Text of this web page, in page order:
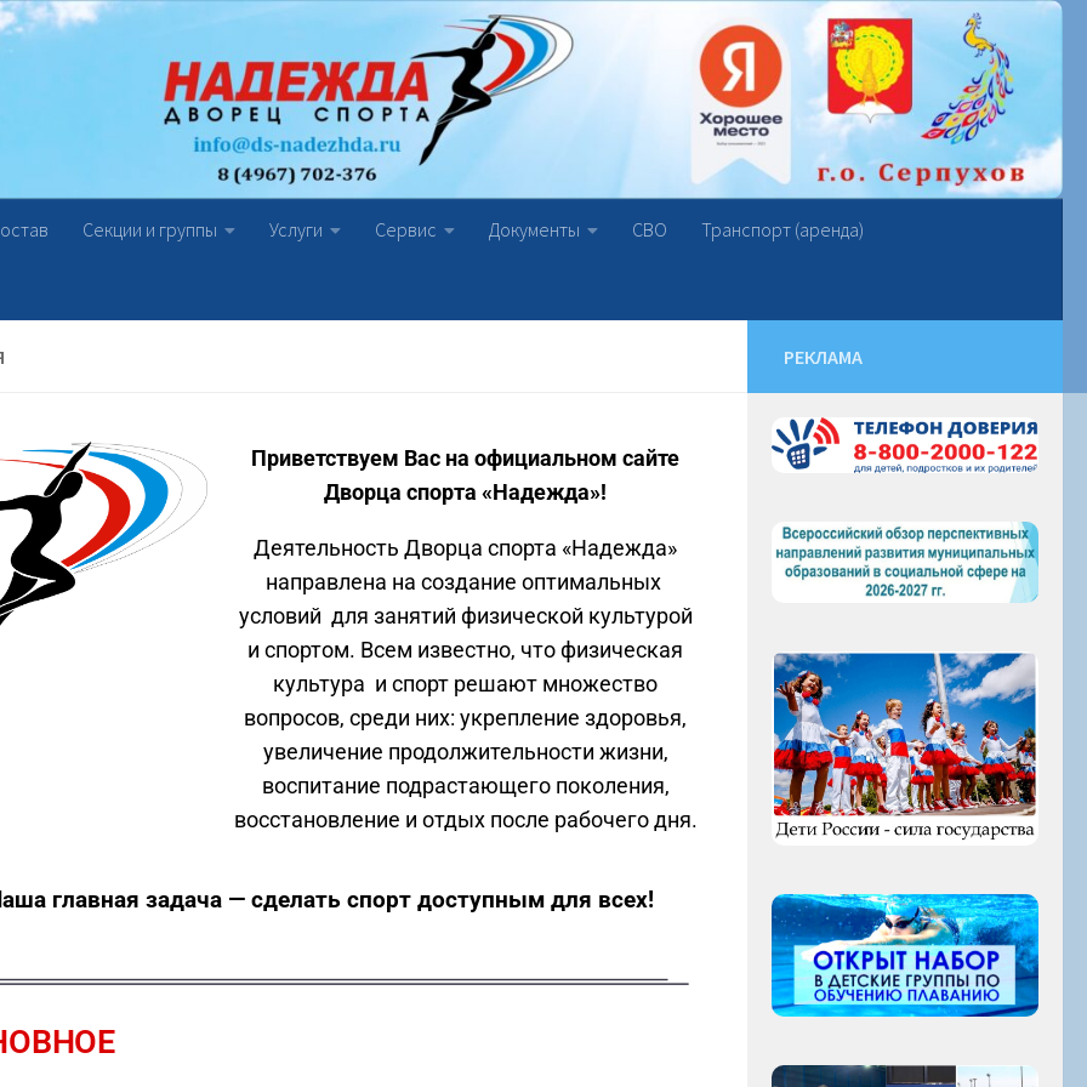
Секции и группы Услуги Сервис Документы СВО Транспорт (аренда)
Приветствуем Вас на официальном сайте
Дворца спорта «Надежда»!
Деятельность Дворца спорта «Надежда»
направлена на создание оптимальных
условий для занятий физической культурой
и спортом. Всем известно, что физическая
культура и спорт решают множество
вопросов, среди них: укрепление здоровья,
увеличение продолжительности жизни,
воспитание подрастающего поколения,
восстановление и отдых после рабочего дня.
главная задача — сделать спорт доступным для всех!
РЕКЛАМА